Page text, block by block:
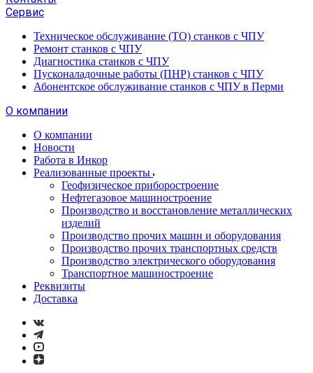
Сервис
Техническое обслуживание (ТО) станков с ЧПУ
Ремонт станков с ЧПУ
Диагностика станков с ЧПУ
Пусконаладочные работы (ПНР) станков с ЧПУ
Абонентское обслуживание станков с ЧПУ в Перми
О компании
О компании
Новости
Работа в Инкор
Реализованные проекты
Геофизическое приборостроение
Нефтегазовое машиностроение
Производство и восстановление металлических
изделий
Производство прочих машин и оборудования
Производство прочих транспортных средств
Производство электрического оборудования
Транспортное машиностроение
Реквизиты
Доставка